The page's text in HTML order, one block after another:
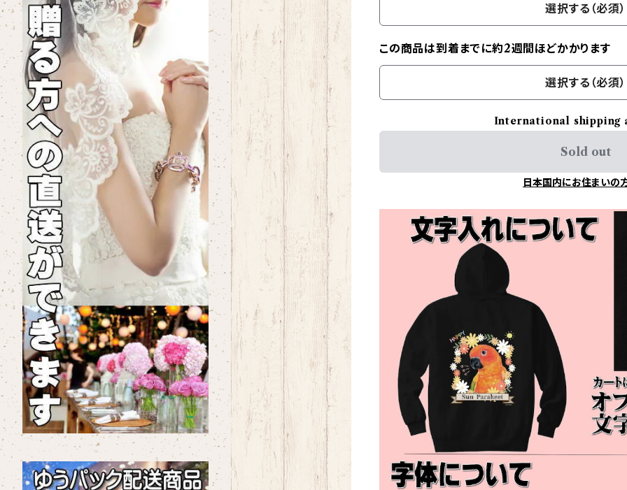
選択する（必須）
この商品は到着までに約2週間ほどかかります
選択する（必須）
International shipping
Sold out
日本国内にお住まいの